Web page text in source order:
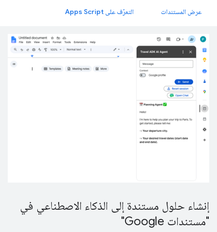
عرض المستندات التعرّف على Apps Script
إنشاء حلول مستندة إلى الذكاء الاصطناعي في
"مستندات Google"